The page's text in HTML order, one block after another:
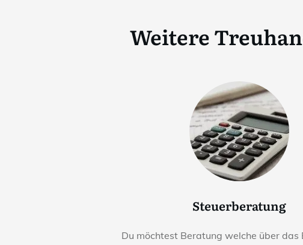
Weitere
Steuerberatung
Du möchtest Beratung welche über das